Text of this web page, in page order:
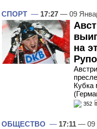
СПОРТ — 17:27 — 09
на
Кубка
352
ОБЩЕСТВО — 17:11 — 09